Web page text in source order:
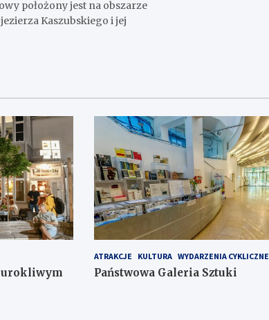
położony jest na obszarze
Kaszubskiego i jej
urokliwym
ATRAKCJE KULTURA WYDARZENIA CYKLICZNE
Państwowa Galeria Sztuki